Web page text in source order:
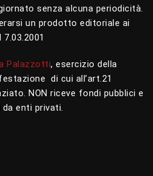
senza alcuna periodicità.
un prodotto editoriale ai
Palazzotti, esercizio della
di cui all’art.21
NON riceve fondi pubblici e
enti privati.